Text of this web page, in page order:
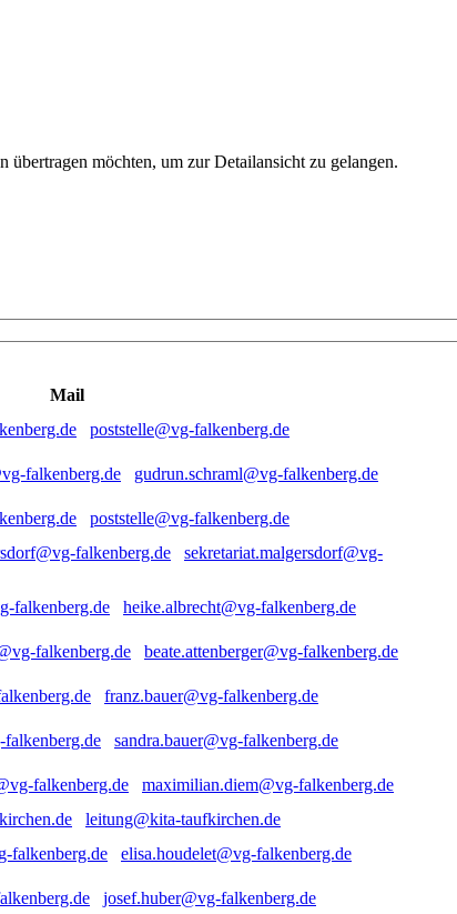
möchten, um zur Detailansicht zu gelangen.
Mail
poststelle@vg-falkenberg.de
gudrun.schraml@vg-falkenberg.de
poststelle@vg-falkenberg.de
sekretariat.malgersdorf@vg-
heike.albrecht@vg-falkenberg.de
beate.attenberger@vg-falkenberg.de
franz.bauer@vg-falkenberg.de
sandra.bauer@vg-falkenberg.de
maximilian.diem@vg-falkenberg.de
leitung@kita-taufkirchen.de
elisa.houdelet@vg-falkenberg.de
josef.huber@vg-falkenberg.de